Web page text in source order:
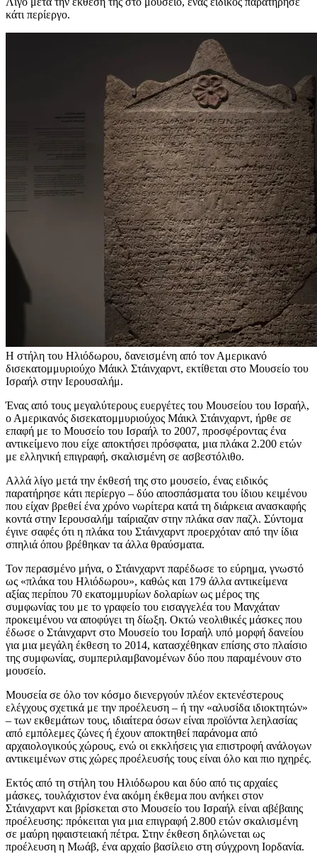
κάτι περίεργο.
Η στήλη του Ηλιόδωρου, δανεισμένη από τον Αμερικανό
δισεκατομμυριούχο Μάικλ Στάινχαρντ, εκτίθεται στο Μουσείο του
Ισραήλ στην Ιερουσαλήμ.
Ένας από τους μεγαλύτερους ευεργέτες του Μουσείου του Ισραήλ,
ο Αμερικανός δισεκατομμυριούχος Μάικλ Στάινχαρντ, ήρθε σε
επαφή με το Μουσείο του Ισραήλ το 2007, προσφέροντας ένα
αντικείμενο που είχε αποκτήσει πρόσφατα, μια πλάκα 2.200 ετών
με ελληνική επιγραφή, σκαλισμένη σε ασβεστόλιθο.
Αλλά λίγο μετά την έκθεσή της στο μουσείο, ένας ειδικός
παρατήρησε κάτι περίεργο – δύο αποσπάσματα του ίδιου κειμένου
που είχαν βρεθεί ένα χρόνο νωρίτερα κατά τη διάρκεια ανασκαφής
κοντά στην Ιερουσαλήμ ταίριαζαν στην πλάκα σαν παζλ. Σύντομα
έγινε σαφές ότι η πλάκα του Στάινχαρντ προερχόταν από την ίδια
σπηλιά όπου βρέθηκαν τα άλλα θραύσματα.
Τον περασμένο μήνα, ο Στάινχαρντ παρέδωσε το εύρημα, γνωστό
ως «πλάκα του Ηλιόδωρου», καθώς και 179 άλλα αντικείμενα
αξίας περίπου 70 εκατομμυρίων δολαρίων ως μέρος της
συμφωνίας του με το γραφείο του εισαγγελέα του Μανχάταν
προκειμένου να αποφύγει τη δίωξη. Οκτώ νεολιθικές μάσκες που
έδωσε ο Στάινχαρντ στο Μουσείο του Ισραήλ υπό μορφή δανείου
για μια μεγάλη έκθεση το 2014, κατασχέθηκαν επίσης στο πλαίσιο
της συμφωνίας, συμπεριλαμβανομένων δύο που παραμένουν στο
μουσείο.
Μουσεία σε όλο τον κόσμο διενεργούν πλέον εκτενέστερους
ελέγχους σχετικά με την προέλευση – ή την «αλυσίδα ιδιοκτητών»
– των εκθεμάτων τους, ιδιαίτερα όσων είναι προϊόντα λεηλασίας
από εμπόλεμες ζώνες ή έχουν αποκτηθεί παράνομα από
αρχαιολογικούς χώρους, ενώ οι εκκλήσεις για επιστροφή ανάλογων
αντικειμένων στις χώρες προέλευσής τους είναι όλο και πιο ηχηρές.
Εκτός από τη στήλη του Ηλιόδωρου και δύο από τις αρχαίες
μάσκες, τουλάχιστον ένα ακόμη έκθεμα που ανήκει στον
Στάινχαρντ και βρίσκεται στο Μουσείο του Ισραήλ είναι αβέβαιης
προέλευσης: πρόκειται για μια επιγραφή 2.800 ετών σκαλισμένη
σε μαύρη ηφαιστειακή πέτρα. Στην έκθεση δηλώνεται ως
προέλευση η Μωάβ, ένα αρχαίο βασίλειο στη σύγχρονη Ιορδανία.